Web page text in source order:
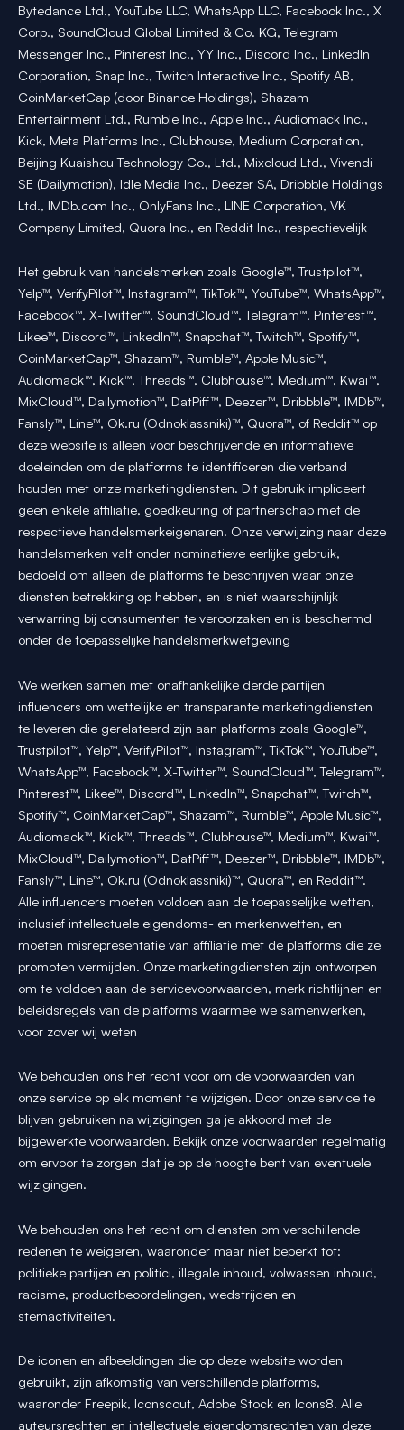
Bytedance Ltd., YouTube LLC, WhatsApp LLC, Facebook Inc., X
Corp., SoundCloud Global Limited & Co. KG, Telegram
Messenger Inc., Pinterest Inc., YY Inc., Discord Inc., LinkedIn
Corporation, Snap Inc., Twitch Interactive Inc., Spotify AB,
CoinMarketCap (door Binance Holdings), Shazam
Entertainment Ltd., Rumble Inc., Apple Inc., Audiomack Inc.,
Kick, Meta Platforms Inc., Clubhouse, Medium Corporation,
Beijing Kuaishou Technology Co., Ltd., Mixcloud Ltd., Vivendi
SE (Dailymotion), Idle Media Inc., Deezer SA, Dribbble Holdings
Ltd., IMDb.com Inc., OnlyFans Inc., LINE Corporation, VK
Company Limited, Quora Inc., en Reddit Inc., respectievelijk
Het gebruik van handelsmerken zoals Google™, Trustpilot™,
Yelp™, VerifyPilot™, Instagram™, TikTok™, YouTube™, WhatsApp™,
Facebook™, X-Twitter™, SoundCloud™, Telegram™, Pinterest™,
Likee™, Discord™, LinkedIn™, Snapchat™, Twitch™, Spotify™,
CoinMarketCap™, Shazam™, Rumble™, Apple Music™,
Audiomack™, Kick™, Threads™, Clubhouse™, Medium™, Kwai™,
MixCloud™, Dailymotion™, DatPiff™, Deezer™, Dribbble™, IMDb™,
Fansly™, Line™, Ok.ru (Odnoklassniki)™, Quora™, of Reddit™ op
deze website is alleen voor beschrijvende en informatieve
doeleinden om de platforms te identificeren die verband
houden met onze marketingdiensten. Dit gebruik impliceert
geen enkele affiliatie, goedkeuring of partnerschap met de
respectieve handelsmerkeigenaren. Onze verwijzing naar deze
handelsmerken valt onder nominatieve eerlijke gebruik,
bedoeld om alleen de platforms te beschrijven waar onze
diensten betrekking op hebben, en is niet waarschijnlijk
verwarring bij consumenten te veroorzaken en is beschermd
onder de toepasselijke handelsmerkwetgeving
We werken samen met onafhankelijke derde partijen
influencers om wettelijke en transparante marketingdiensten
te leveren die gerelateerd zijn aan platforms zoals Google™,
Trustpilot™, Yelp™, VerifyPilot™, Instagram™, TikTok™, YouTube™,
WhatsApp™, Facebook™, X-Twitter™, SoundCloud™, Telegram™,
Pinterest™, Likee™, Discord™, LinkedIn™, Snapchat™, Twitch™,
Spotify™, CoinMarketCap™, Shazam™, Rumble™, Apple Music™,
Audiomack™, Kick™, Threads™, Clubhouse™, Medium™, Kwai™,
MixCloud™, Dailymotion™, DatPiff™, Deezer™, Dribbble™, IMDb™,
Fansly™, Line™, Ok.ru (Odnoklassniki)™, Quora™, en Reddit™.
Alle influencers moeten voldoen aan de toepasselijke wetten,
inclusief intellectuele eigendoms- en merkenwetten, en
moeten misrepresentatie van affiliatie met de platforms die ze
promoten vermijden. Onze marketingdiensten zijn ontworpen
om te voldoen aan de servicevoorwaarden, merk richtlijnen en
beleidsregels van de platforms waarmee we samenwerken,
voor zover wij weten
We behouden ons het recht voor om de voorwaarden van
onze service op elk moment te wijzigen. Door onze service te
blijven gebruiken na wijzigingen ga je akkoord met de
bijgewerkte voorwaarden. Bekijk onze voorwaarden regelmatig
om ervoor te zorgen dat je op de hoogte bent van eventuele
wijzigingen.
We behouden ons het recht om diensten om verschillende
redenen te weigeren, waaronder maar niet beperkt tot:
politieke partijen en politici, illegale inhoud, volwassen inhoud,
racisme, productbeoordelingen, wedstrijden en
stemactiviteiten.
De iconen en afbeeldingen die op deze website worden
gebruikt, zijn afkomstig van verschillende platforms,
waaronder Freepik, Iconscout, Adobe Stock en Icons8. Alle
auteursrechten en intellectuele eigendomsrechten van deze